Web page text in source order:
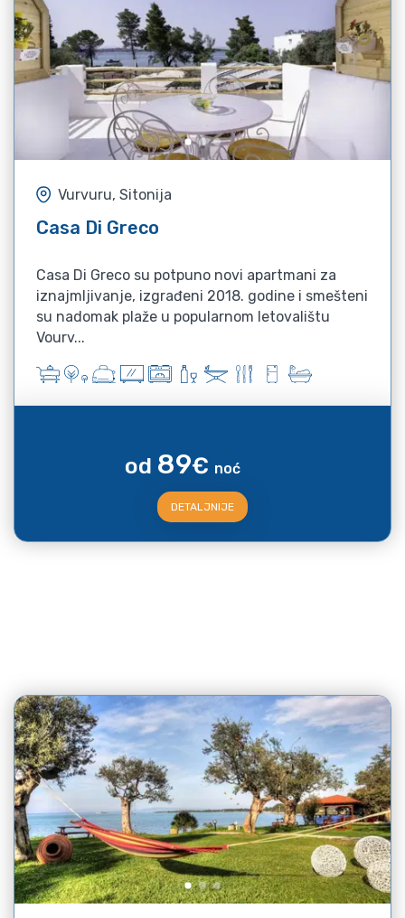
Vurvuru, Sitonija
Casa Di Greco
Casa Di Greco su potpuno novi apartmani za
iznajmljivanje, izgrađeni 2018. godine i smešteni
su nadomak plaže u popularnom letovalištu
Vourv...
od 89€ noć
DETALJNIJE